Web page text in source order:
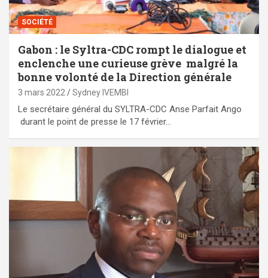
SOCIÉTÉ
Gabon : le Syltra-CDC rompt le dialogue et
enclenche une curieuse grève malgré la
bonne volonté de la Direction générale
3 mars 2022 Sydney IVEMBI
Le secrétaire général du SYLTRA-CDC Anse Parfait Ango
durant le point de presse le 17 février…